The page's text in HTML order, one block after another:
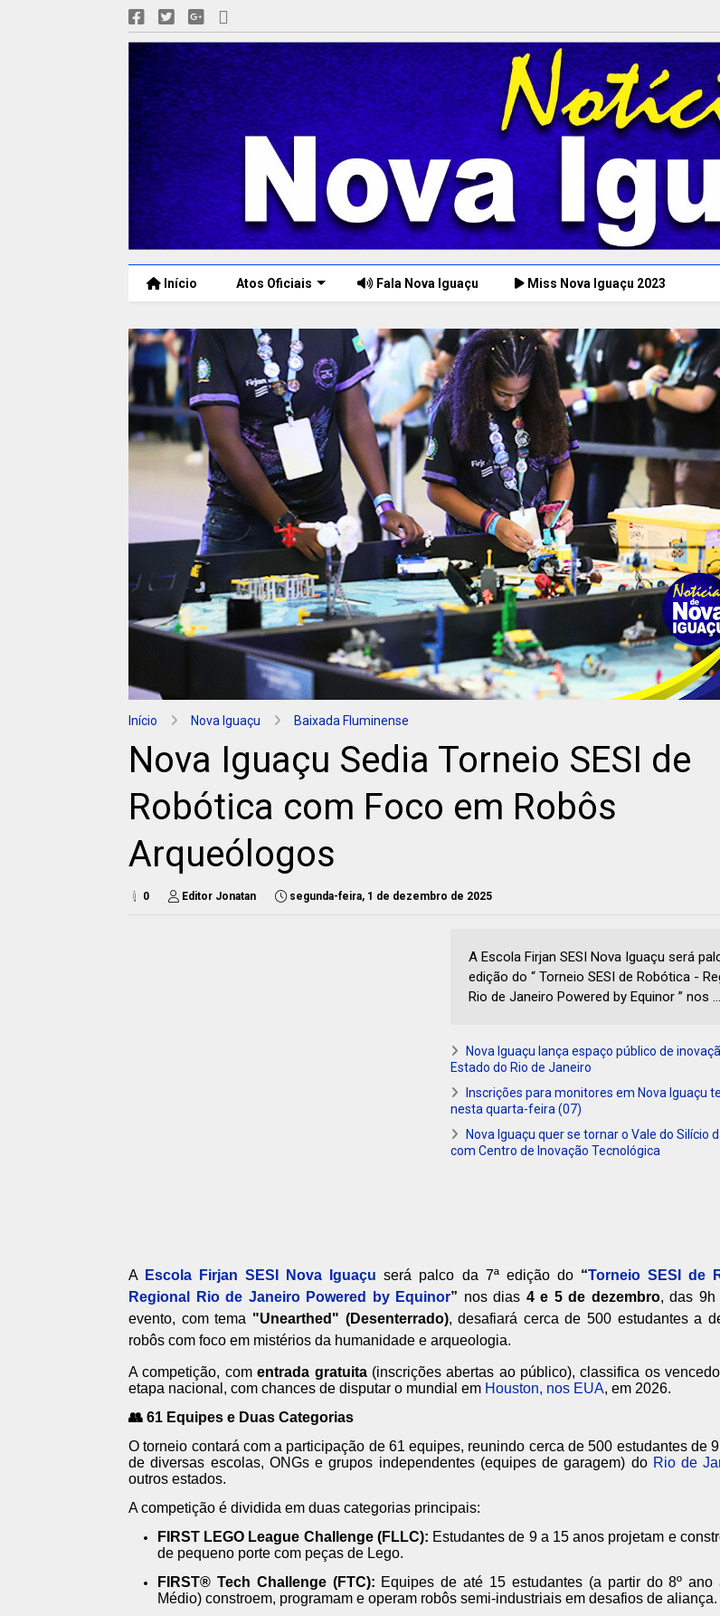
Início Atos Oficiais Fala Nova Iguaçu Miss Nova Iguaçu 2023
Início Nova Iguaçu Baixada Fluminense
Nova Iguaçu Sedia Torneio SESI de
Robótica com Foco em Robôs
Arqueólogos
0 Editor Jonatan segunda-feira, 1 de dezembro de 2025
A Escola Firjan SESI Nova Iguaçu será
edição do “ Torneio SESI de Robótica -
Rio de Janeiro Powered by Equinor ” nos ...
Nova Iguaçu lança espaço público de
Estado do Rio de Janeiro
Inscrições para monitores em Nova Iguaçu
nesta quarta-feira (07)
Nova Iguaçu quer se tornar o Vale do Silício
com Centro de Inovação Tecnológica
A Escola Firjan SESI Nova Iguaçu será palco da 7ª edição do “Torneio SESI de
Regional Rio de Janeiro Powered by Equinor” nos dias 4 e 5 de dezembro, das 9h
evento, com tema "Unearthed" (Desenterrado), desafiará cerca de 500 estudantes a
robôs com foco em mistérios da humanidade e arqueologia.
A competição, comentrada gratuita(inscrições abertas ao público), classifica os
etapa nacional, com chances de disputar o mundial em Houston, nos EUA, em 2026.
👥 61 Equipes e Duas Categorias
O torneio contará com a participação de 61 equipes, reunindo cerca de 500 estudantes de
de diversas escolas, ONGs e grupos independentes (equipes de garagem) do Rio de
outros estados.
A competição é dividida em duas categorias principais:
FIRST LEGO League Challenge (FLLC): Estudantes de 9 a 15 anos projetam e
de pequeno porte com peças de Lego.
FIRST® Tech Challenge (FTC): Equipes de até 15 estudantes (a partir do 8º ano
Médio) constroem, programam e operam robôs semi-industriais em desafios de aliança.